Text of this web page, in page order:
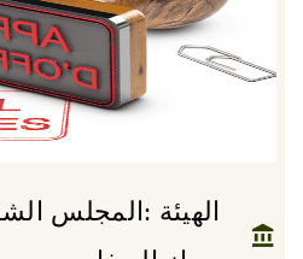
الهيئة :المجلس